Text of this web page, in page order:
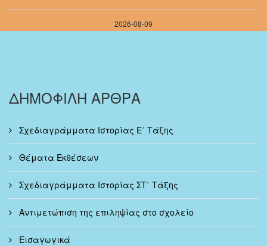
2026-08-09
ΔΗΜΟΦΙΛΗ ΑΡΘΡΑ
Σχεδιαγράμματα Ιστορίας Ε΄ Τάξης
Θέματα Εκθέσεων
Σχεδιαγράμματα Ιστορίας ΣΤ΄ Τάξης
Αντιμετώπιση της επιληψίας στο σχολείο
Εισαγωγικά